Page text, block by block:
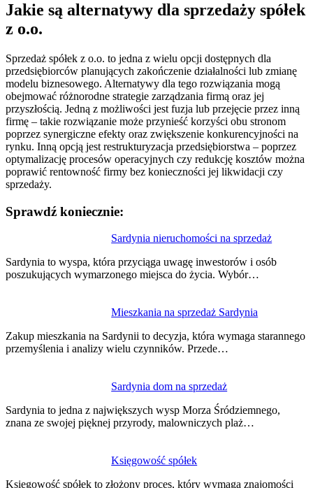
Jakie są alternatywy dla sprzedaży spółek
z o.o.
Sprzedaż spółek z o.o. to jedna z wielu opcji dostępnych dla
przedsiębiorców planujących zakończenie działalności lub zmianę
modelu biznesowego. Alternatywy dla tego rozwiązania mogą
obejmować różnorodne strategie zarządzania firmą oraz jej
przyszłością. Jedną z możliwości jest fuzja lub przejęcie przez inną
firmę – takie rozwiązanie może przynieść korzyści obu stronom
poprzez synergiczne efekty oraz zwiększenie konkurencyjności na
rynku. Inną opcją jest restrukturyzacja przedsiębiorstwa – poprzez
optymalizację procesów operacyjnych czy redukcję kosztów można
poprawić rentowność firmy bez konieczności jej likwidacji czy
sprzedaży.
Sprawdź koniecznie:
Sardynia nieruchomości na sprzedaż
Sardynia to wyspa, która przyciąga uwagę inwestorów i osób
poszukujących wymarzonego miejsca do życia. Wybór…
Mieszkania na sprzedaż Sardynia
Zakup mieszkania na Sardynii to decyzja, która wymaga starannego
przemyślenia i analizy wielu czynników. Przede…
Sardynia dom na sprzedaż
Sardynia to jedna z największych wysp Morza Śródziemnego,
znana ze swojej pięknej przyrody, malowniczych plaż…
Księgowość spółek
Księgowość spółek to złożony proces, który wymaga znajomości
wpisu